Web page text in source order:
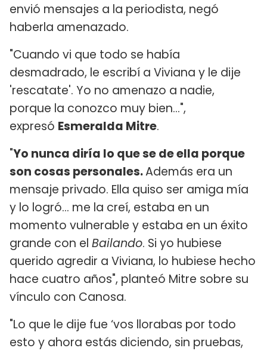
envió mensajes a la periodista, negó
haberla amenazado.
"Cuando vi que todo se había
desmadrado, le escribí a Viviana y le dije
'rescatate'. Yo no amenazo a nadie,
porque la conozco muy bien...",
expresó Esmeralda Mitre.
"Yo nunca diría lo que se de ella porque
son cosas personales.Además era un
mensaje privado. Ella quiso ser amiga mía
y lo logró... me la creí, estaba en un
momento vulnerable y estaba en un éxito
grande con el Bailando. Si yo hubiese
querido agredir a Viviana, lo hubiese hecho
hace cuatro años", planteó Mitre sobre su
vínculo con Canosa.
"Lo que le dije fue ‘vos llorabas por todo
esto y ahora estás diciendo, sin pruebas,